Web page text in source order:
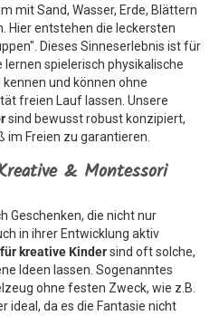
mit Sand, Wasser, Erde, Blättern
Hier entstehen die leckersten
Dieses Sinneserlebnis ist für
lernen spielerisch physikalische
und können ohne
freien Lauf lassen. Unsere
sind bewusst robust konzipiert,
Freien zu garantieren.
& Montessori
Geschenken, die nicht nur
in ihrer Entwicklung aktiv
kreative Kindersind oft solche,
Ideen lassen. Sogenanntes
ohne festen Zweck, wie z.B.
ideal, da es die Fantasie nicht